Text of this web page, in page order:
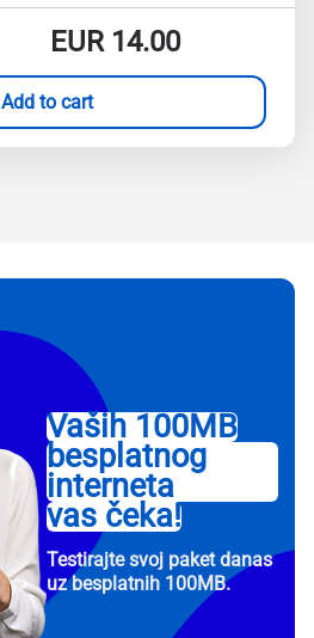
EUR14.00
Add to cart
Vaših 100MB
besplatnog
interneta
vas čeka!
Testirajte svoj paket danas
uz besplatnih 100MB.